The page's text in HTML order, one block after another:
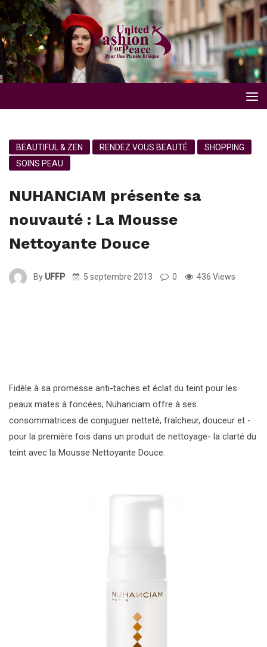
BEAUTIFUL & ZEN RENDEZ VOUS BEAUTÉ
SHOPPING
SOINS PEAU
NUHANCIAM présente sa
nouvauté : La Mousse
Nettoyante Douce
By UFFP 5 septembre 2013 0 436 Views
Fidèle à sa promesse anti-taches et éclat du teint pour les
peaux mates à foncées, Nuhanciam offre à ses
consommatrices de conjuguer netteté, fraîcheur, douceur et -
pour la première fois dans un produit de nettoyage- la clarté du
teint avec la Mousse Nettoyante Douce.